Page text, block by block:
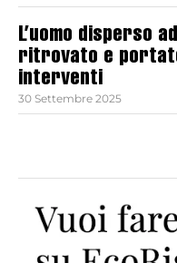
L’uomo disperso
ritrovato e
interventi
30 Settembre 2025